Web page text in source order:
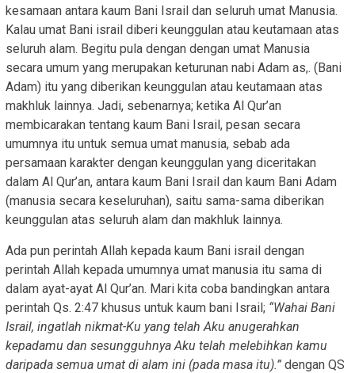
kesamaan antara kaum Bani Israil dan seluruh umat Manusia.
Kalau umat Bani israil diberi keunggulan atau keutamaan atas
seluruh alam. Begitu pula dengan dengan umat Manusia
secara umum yang merupakan keturunan nabi Adam as,. (Bani
Adam) itu yang diberikan keunggulan atau keutamaan atas
makhluk lainnya. Jadi, sebenarnya; ketika Al Qur’an
membicarakan tentang kaum Bani Israil, pesan secara
umumnya itu untuk semua umat manusia, sebab ada
persamaan karakter dengan keunggulan yang diceritakan
dalam Al Qur’an, antara kaum Bani Israil dan kaum Bani Adam
(manusia secara keseluruhan), saitu sama-sama diberikan
keunggulan atas seluruh alam dan makhluk lainnya.
Ada pun perintah Allah kepada kaum Bani israil dengan
perintah Allah kepada umumnya umat manusia itu sama di
dalam ayat-ayat Al Qur’an. Mari kita coba bandingkan antara
perintah Qs. 2:47 khusus untuk kaum bani Israil; “Wahai Bani
Israil, ingatlah nikmat-Ku yang telah Aku anugerahkan
kepadamu dan sesungguhnya Aku telah melebihkan kamu
daripada semua umat di alam ini (pada masa itu).” dengan QS